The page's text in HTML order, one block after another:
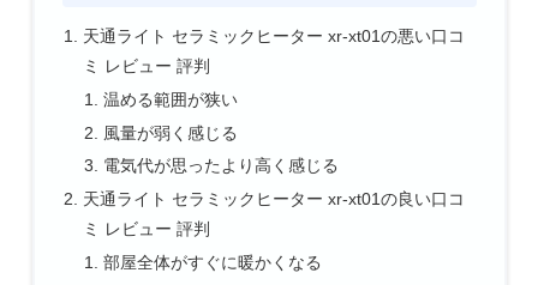
天通ライト セラミックヒーター xr-xt01の悪い口コ
ミ レビュー 評判
温める範囲が狭い
風量が弱く感じる
電気代が思ったより高く感じる
天通ライト セラミックヒーター xr-xt01の良い口コ
ミ レビュー 評判
部屋全体がすぐに暖かくなる